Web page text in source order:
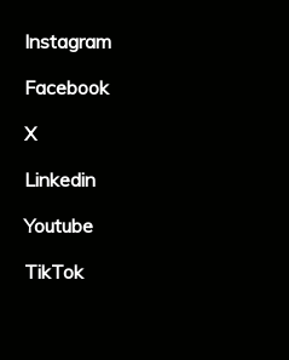
Instagram
Facebook
X
Linkedin
Youtube
TikTok